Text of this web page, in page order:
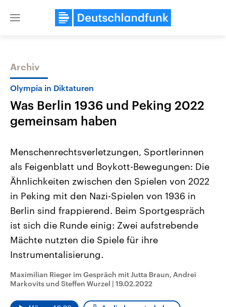
Close
Themen
Landtagswahl Sachsen-Anhalt
2026
Alle Informationen
Sachsen-Anhalt wählt am 6.
September 2026 einen neuen
Landtag. Seit 2021 wird das
Bundesland von einer Koalition aus
Umfragen, Prognosen,
Wahlprogramme, aktuelle Berichte
und Hintergründe zu den Parteien
Wahl.
USA
Aktuelle Beiträge,
Hintergründe
Wirtschaftlich und
gehören die Vereinigten
den mächtigsten Ländern
mit großem Einfluss auf
Sendungen Programm
Audio-Archiv
Archiv
Olympia in Diktaturen
Was Berlin 1936 und Peking 2022
gemeinsam haben
Menschenrechtsverletzungen, Sportlerinnen
als Feigenblatt und Boykott-Bewegungen: Die
Ähnlichkeiten zwischen den Spielen von 2022
in Peking mit den Nazi-Spielen von 1936 in
Berlin sind frappierend. Beim Sportgespräch
ist sich die Runde einig: Zwei aufstrebende
Mächte nutzten die Spiele für ihre
Instrumentalisierung.
Maximilian Rieger im Gespräch mit Jutta Braun, Andrei
Markovits und Steffen Wurzel | 19.02.2022